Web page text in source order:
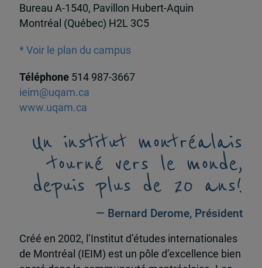
Bureau A-1540, Pavillon Hubert-Aquin
Montréal (Québec) H2L 3C5
* Voir le plan du campus
Téléphone 514 987-3667
ieim@uqam.ca
www.uqam.ca
Un institut montréalais
tourné vers le monde,
depuis plus de 20 ans!
— Bernard Derome, Président
Créé en 2002, l’Institut d’études internationales
de Montréal (IEIM) est un pôle d’excellence bien